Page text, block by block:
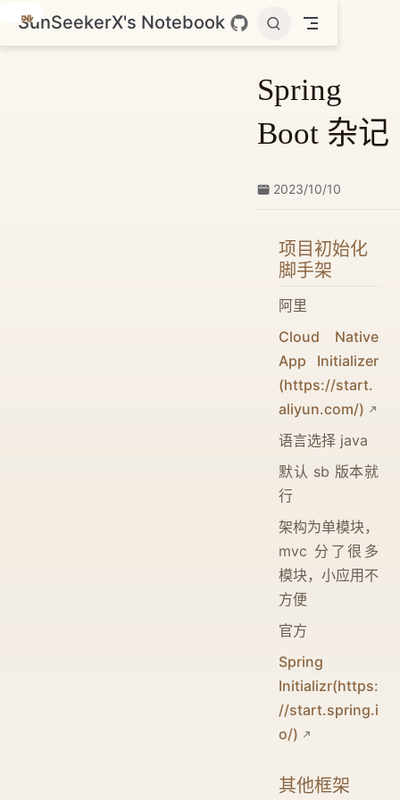
跳
至
SunSeekerX's Notebook
Spring
Boot 杂记
2023/10/10
项目初始化
脚手架
阿里
Cloud Native
App Initializer
(https://start.
aliyun.com/)
语言选择 java
默认 sb 版本就
行
架构为单模块，
mvc 分了很多
模块，小应用不
方便
官方
Spring
Initializr(https:
//start.spring.i
o/)
其他框架